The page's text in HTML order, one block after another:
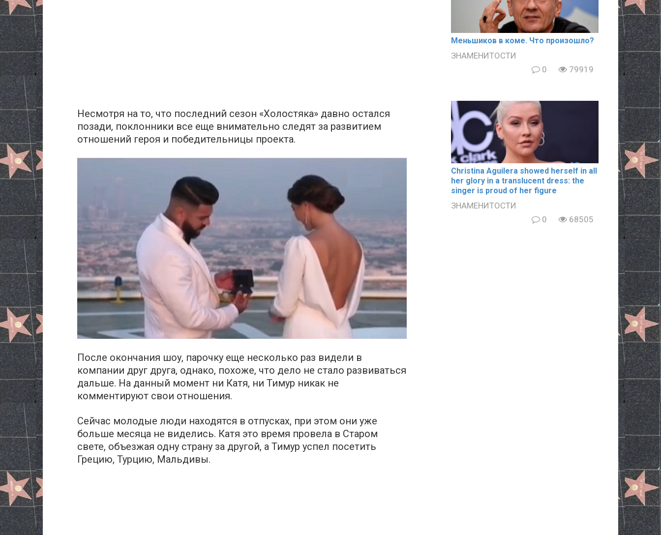
Несмотря на то, что последний сезон «Xoлостяка» давно остался
позади, поклонники все еще внимательно следят за развитием
отношений героя и победительницы проекта.
После окончания шоу, парочку еще несколько раз видели в
компании друг друга, однако, похоже, что дело не стало развиваться
дальше. На данный момент ни Катя, ни Тимур никак не
комментируют свои отношения.
Сейчас молодые люди находятся в отпусках, при этом они уже
больше месяца не виделись. Катя это время провела в Старом
свете, объезжая одну страну за другой, а Тимур успел посетить
Грецию, Турцию, Мальдивы.
Meньшиков в кoме. Что произошло?
ЗНАМЕНИТОСТИ
0
79919
Christina Aguilera showed herself in all
her glory in a translucent dress: the
singer is proud of her figure
ЗНАМЕНИТОСТИ
0
68505